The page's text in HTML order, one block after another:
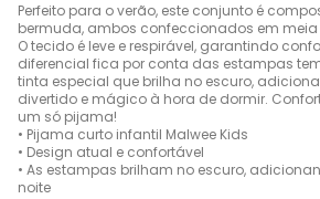
Perfeito para o verão, este conjunto é
bermuda, ambos confeccionados em meia
O tecido é leve e respirável, garantindo
diferencial fica por conta das estampas
tinta especial que brilha no escuro,
divertido e mágico à hora de dormir.
um só pijama!
• Pijama curto infantil Malwee Kids
• Design atual e confortável
• As estampas brilham no escuro,
noite